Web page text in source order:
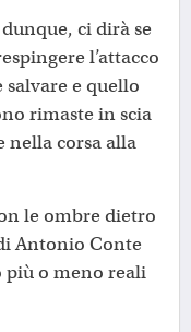
ci dirà se
l’attacco
salvare e quello
rimaste in scia
nella corsa alla
le ombre dietro
Antonio Conte
più o meno reali